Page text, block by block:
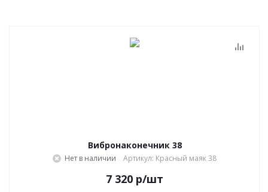
Вибронаконечник 38
Нет в наличии Артикул: Красный маяк 38
7 320 р/шт